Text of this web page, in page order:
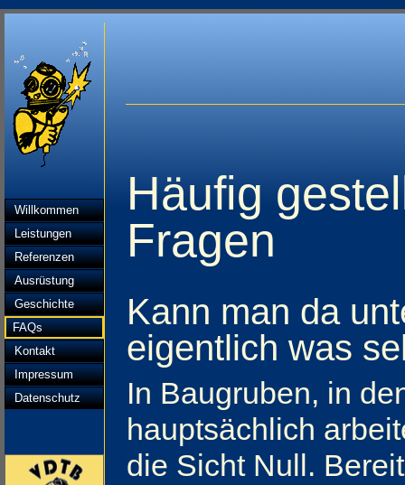
Willkommen
Leistungen
Referenzen
Ausrüstung
Geschichte
FAQs
Kontakt
Impressum
Datenschutz
Häufig
Fragen
Kann man da
eigentlich was
In Baugruben, in
hauptsächlich
die Sicht Null.